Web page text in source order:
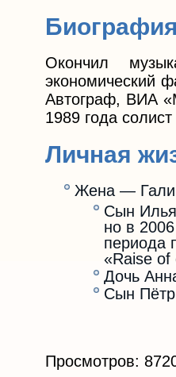
Биография
Окончил
экономический
Автограф, ВИА
1989 года
Личная
Жена —
Сын Илья
но в
периода
«Raise of
Дочь
Сын
Просмотров: